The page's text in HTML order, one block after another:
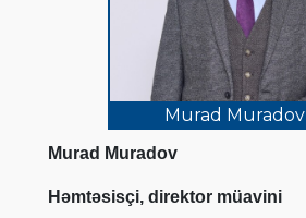
Murad Muradov
Murad Muradov
Həmtəsisçi, direktor müavini